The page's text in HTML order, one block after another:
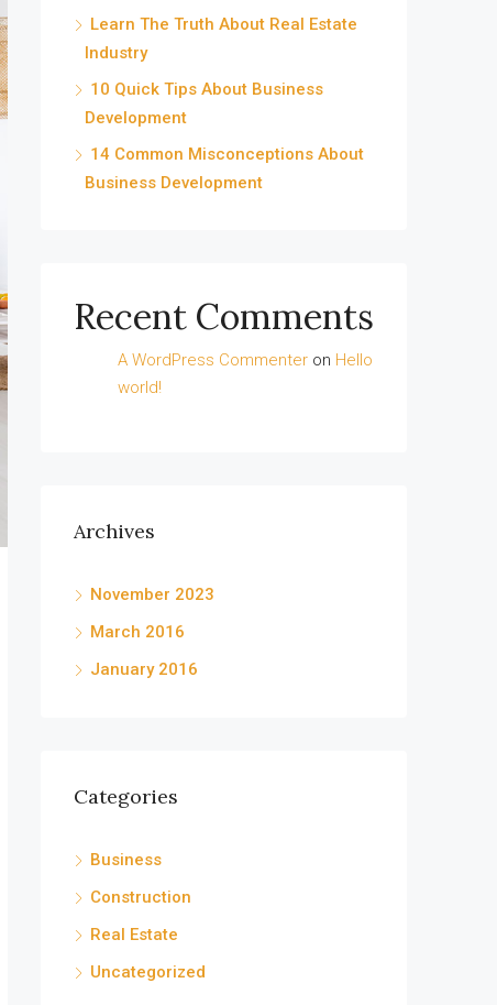
Learn The Truth About Real Estate
Industry
10 Quick Tips About Business
Development
14 Common Misconceptions About
Business Development
Recent Comments
A WordPress Commenter on Hello
world!
Archives
November 2023
March 2016
January 2016
Categories
Business
Construction
Real Estate
Uncategorized